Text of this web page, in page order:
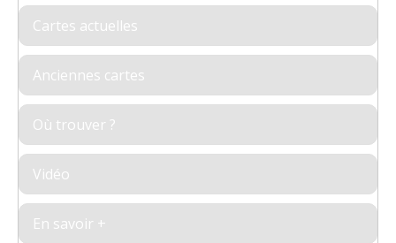
Cartes actuelles
Anciennes cartes
Où trouver ?
Vidéo
En savoir +